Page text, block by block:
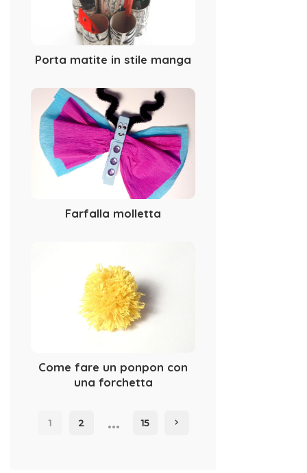
Porta matite in stile manga
Farfalla molletta
Come fare un ponpon con
una forchetta
1 2 … 15